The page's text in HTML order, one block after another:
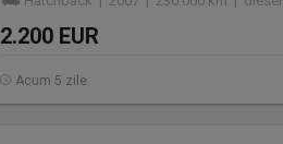
2.200 EUR
Acum 5 zile